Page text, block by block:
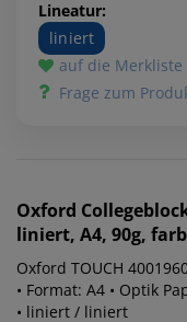
Lineatur:
liniert
auf die Merkliste
Frage zum
Oxford
liniert, A4, 90g,
Oxford TOUCH
• Format: A4 • Optik
• liniert / liniert